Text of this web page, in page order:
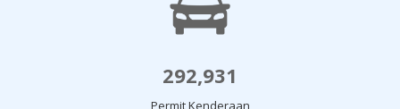
292,931
Permit Kenderaan